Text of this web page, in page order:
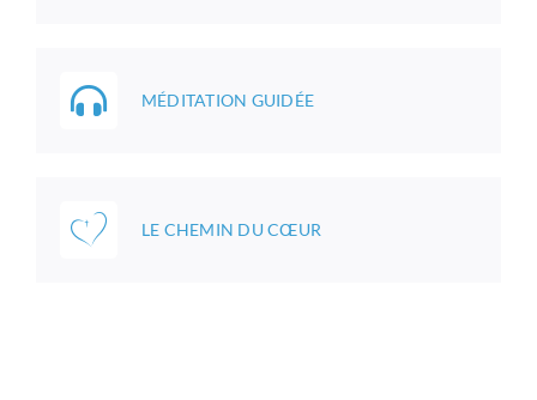
MÉDITATION GUIDÉE
LE CHEMIN DU CŒUR